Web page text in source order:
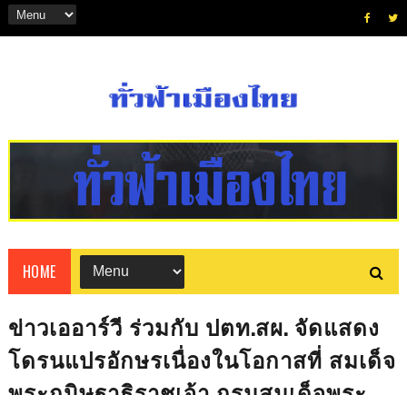
HOME
ข่าวเออาร์วี ร่วมกับ ปตท.สผ. จัดแสดง
โดรนแปรอักษรเนื่องในโอกาสที่ สมเด็จ